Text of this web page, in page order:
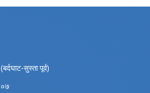
सुस्ता पूर्व)